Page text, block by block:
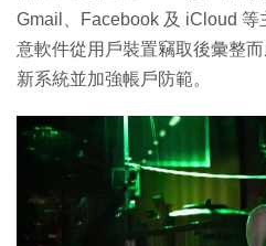
Gmail、Facebook 及 iCloud
意軟件從用戶裝置竊取後彙整
新系統並加強帳戶防範。